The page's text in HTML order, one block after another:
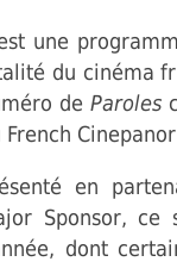
une
du cinéma
de Paroles
French
en
Sponsor,
dont